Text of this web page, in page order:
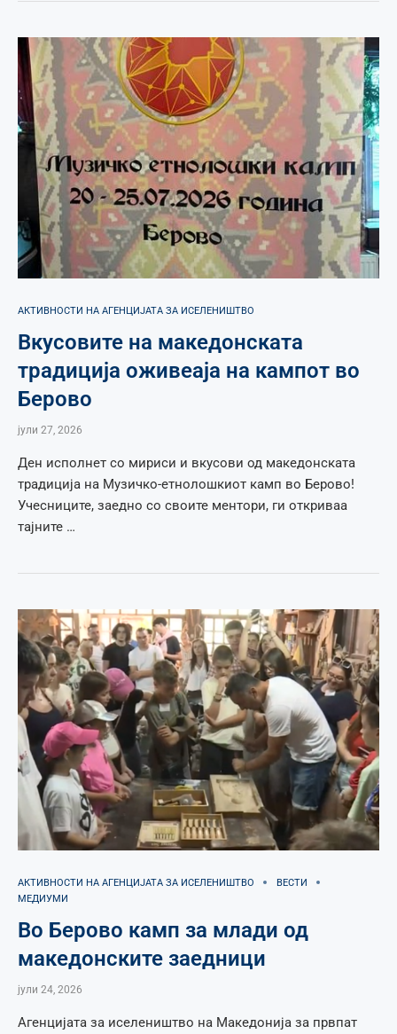
АКТИВНОСТИ НА АГЕНЦИЈАТА ЗА ИСЕЛЕНИШТВО
Вкусовите на македонската
традиција оживеаја на кампот во
Берово
јули 27, 2026
Ден исполнет со мириси и вкусови од македонската
традиција на Музичко-етнолошкиот камп во Берово!
Учесниците, заедно со своите ментори, ги откриваа
тајните …
АКТИВНОСТИ НА АГЕНЦИЈАТА ЗА ИСЕЛЕНИШТВО
ВЕСТИ
МЕДИУМИ
Во Берово камп за млади од
македонските заедници
јули 24, 2026
Агенцијата за иселеништво на Македонија за првпат